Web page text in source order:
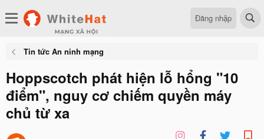
Đăng nhập
Tin tức An ninh mạng
Hoppscotch phát hiện lỗ hổng "10
điểm", nguy cơ chiếm quyền máy
chủ từ xa